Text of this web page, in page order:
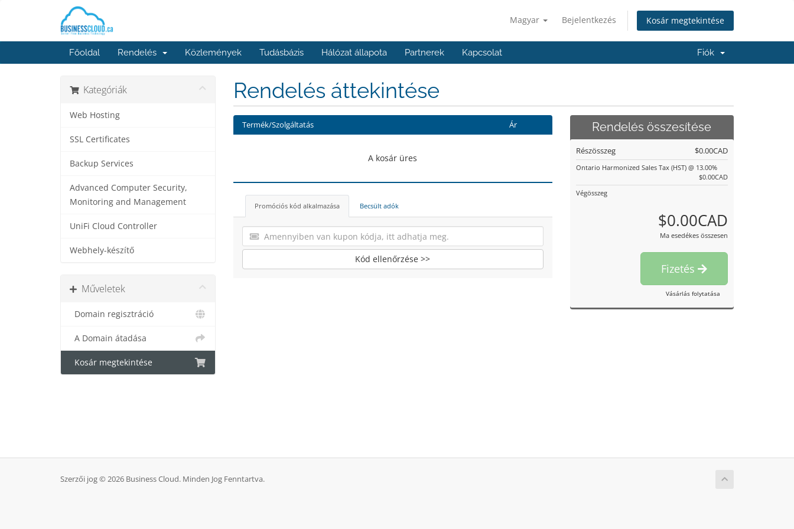
Magyar Bejelentkezés Kosár megtekintése
Főoldal Rendelés Közlemények Tudásbázis Hálózat állapota Partnerek Kapcsolat Fiók
Kategóriák
Web Hosting
SSL Certificates
Backup Services
Advanced Computer Security,
Monitoring and Management
UniFi Cloud Controller
Webhely-készítő
Műveletek
Domain regisztráció
A Domain átadása
Kosár megtekintése
Rendelés áttekintése
Termék/Szolgáltatás Ár
A kosár üres
Promóciós kód alkalmazása Becsült adók
Kód ellenőrzése >>
Rendelés összesítése
Részösszeg $0.00CAD
Ontario Harmonized Sales Tax (HST) @ 13.00%
$0.00CAD
Végösszeg
$0.00CAD
Ma esedékes összesen
Fizetés
Vásárlás folytatása
Szerzői jog © 2026 Business Cloud. Minden Jog Fenntartva.